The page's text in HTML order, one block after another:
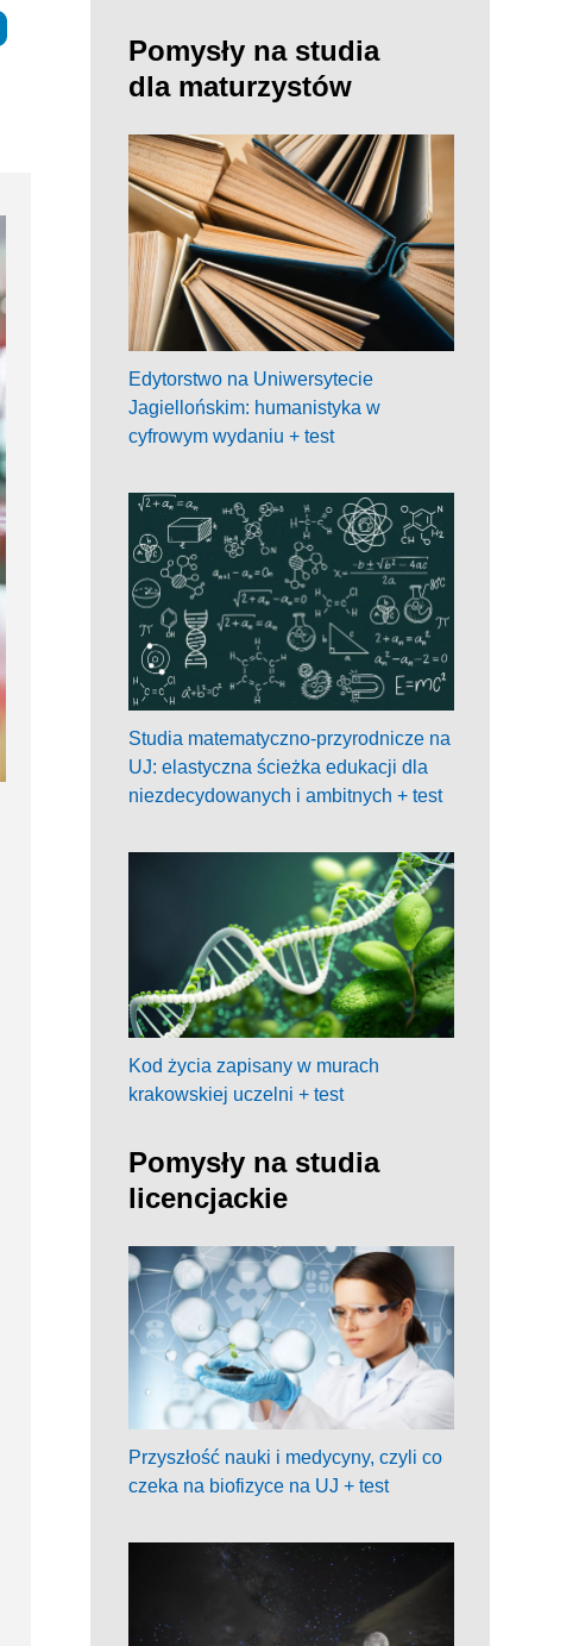
Pomysły na studia
dla maturzystów
Edytorstwo na Uniwersytecie
Jagiellońskim: humanistyka w
cyfrowym wydaniu + test
Studia matematyczno-przyrodnicze na
UJ: elastyczna ścieżka edukacji dla
niezdecydowanych i ambitnych + test
Kod życia zapisany w murach
krakowskiej uczelni + test
Pomysły na studia
licencjackie
Przyszłość nauki i medycyny, czyli co
czeka na biofizyce na UJ + test